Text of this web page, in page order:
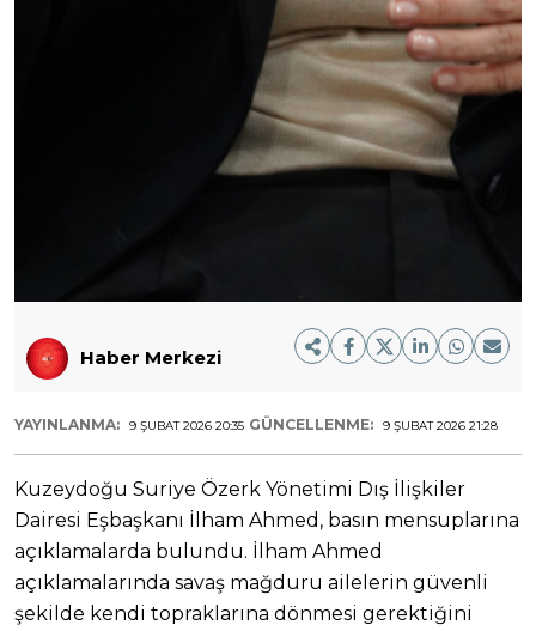
Haber Merkezi
YAYINLANMA: 9 ŞUBAT 2026 20:35 GÜNCELLENME: 9 ŞUBAT 2026 21:28
Kuzeydoğu Suriye Özerk Yönetimi Dış İlişkiler
Dairesi Eşbaşkanı İlham Ahmed, basın mensuplarına
açıklamalarda bulundu. İlham Ahmed
açıklamalarında savaş mağduru ailelerin güvenli
şekilde kendi topraklarına dönmesi gerektiğini